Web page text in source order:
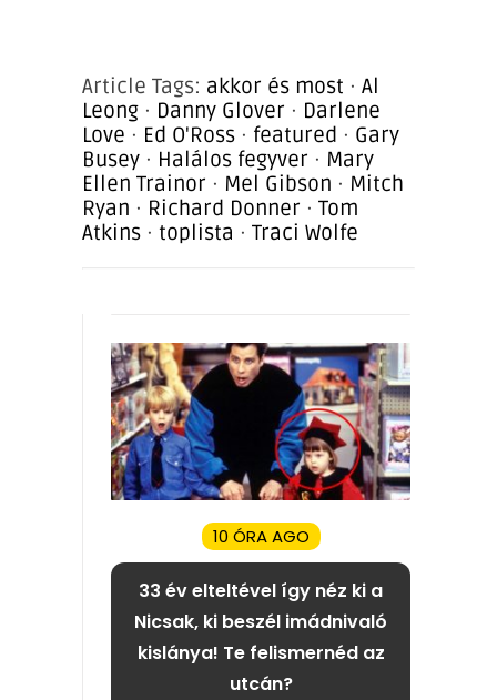
Article Tags: akkor és most · Al
Leong · Danny Glover · Darlene
Love · Ed O'Ross · featured · Gary
Busey · Halálos fegyver · Mary
Ellen Trainor · Mel Gibson · Mitch
Ryan · Richard Donner · Tom
Atkins · toplista · Traci Wolfe
10 ÓRA AGO
33 év elteltével így néz ki a
Nicsak, ki beszél imádnivaló
kislánya! Te felismernéd az
utcán?